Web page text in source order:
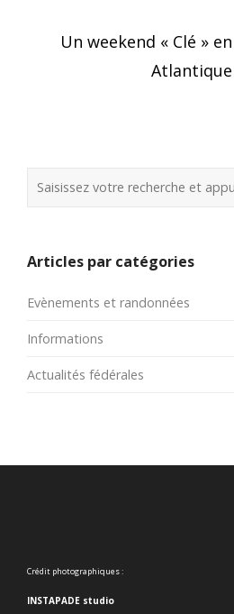
Un weekend « Clé »
Atlantique
Articles par catégories
Evènements et randonnées
Informations
Actualités fédérales
Crédit photographiques :
INSTAPADE studio